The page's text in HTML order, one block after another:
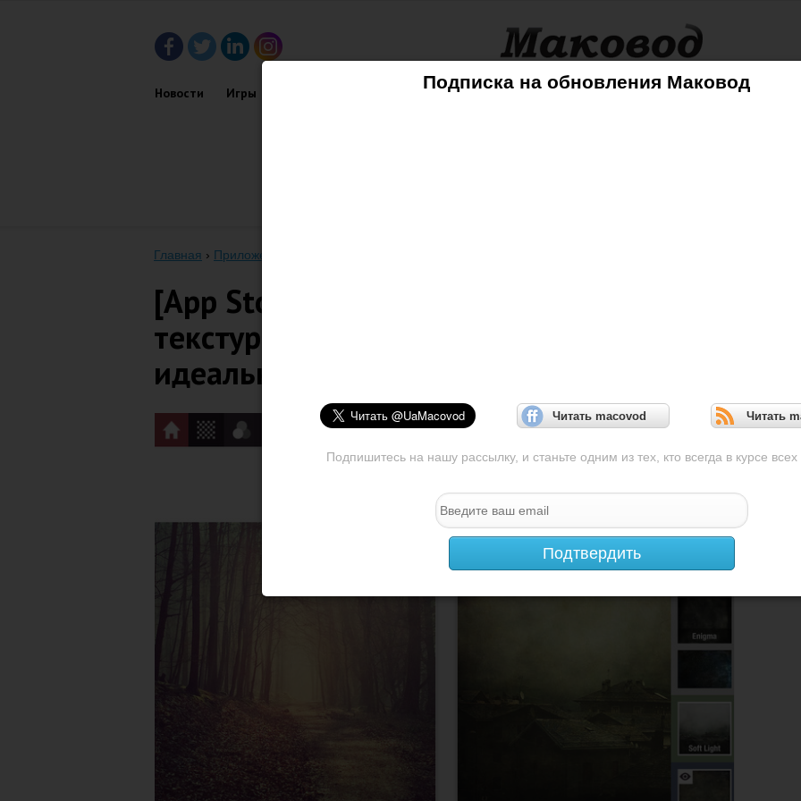
Подписка на обновления Маковод
Читать macovod Читать
Подпишитесь на нашу рассылку, и станьте одним из тех, кто всегда в курсе всех
Подтвердить
Новости Игры Советы Mac iPhone iPad iPod AppleTV
Главная › Приложения
[App Store] Stackables — многослойные
текстуры, эффекты и маски для
идеальных фото